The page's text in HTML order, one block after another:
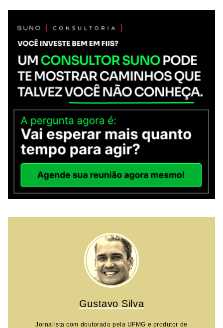
Gustavo Silva
Jornalista com doutorado pela UFMG e produtor de